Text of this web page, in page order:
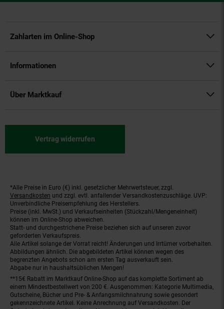
Zahlarten im Online-Shop
Informationen
Über Marktkauf
Vertrag widerrufen
Fußnoten
*Alle Preise in Euro (€) inkl. gesetzlicher Mehrwertsteuer, zzgl.
Versandkosten und zzgl. evtl. anfallender Versandkostenzuschläge. UVP:
Unverbindliche Preisempfehlung des Herstellers.
Preise (inkl. MwSt.) und Verkaufseinheiten (Stückzahl/Mengeneinheit)
können im Online-Shop abweichen.
Statt- und durchgestrichene Preise beziehen sich auf unseren zuvor
geforderten Verkaufspreis.
Alle Artikel solange der Vorrat reicht! Änderungen und Irrtümer vorbehalten.
Abbildungen ähnlich. Die abgebildeten Artikel können wegen des
begrenzten Angebots schon am ersten Tag ausverkauft sein.
Abgabe nur in haushaltsüblichen Mengen!
**15€ Rabatt im Marktkauf Online-Shop auf das komplette Sortiment ab
einem Mindestbestellwert von 200 €. Ausgenommen: Kategorie Multimedia,
Gutscheine, Bücher und Pre- & Anfangsmilchnahrung sowie gesondert
gekennzeichnete Artikel. Keine Anrechnung auf Versandkosten. Der